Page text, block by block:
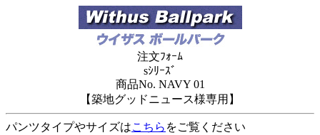
注文ﾌｫｰﾑ
sｼﾘｰｽﾞ
商品No. NAVY 01
【築地グッドニュース様専用】
パンツタイプやサイズはこちら をご覧ください